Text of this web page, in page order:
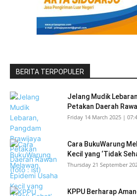
BERITA TERPOPULER
Jelang Mudik
Petakan Daerah
Friday 14 March 2025 |
Cara BukuWarung
Kecil yang ‘Tidak
Thursday 21 September
KPPU Berharap